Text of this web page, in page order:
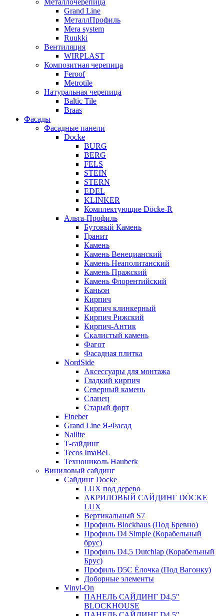
Grand Line
МеталлПрофиль
Mera system
Ruukki
Вентиляция
WIRPLAST
Композитная черепица
Feroof
Metrotile
Натуральная черепица
Baltic Tile
Braas
Фасады
Фасадные панели
Docke
BURG
BERG
FELS
STEIN
STERN
EDEL
KLINKER
Комплектующие Döcke-R
Альта-Профиль
Бутовый Камень
Гранит
Камень
Камень Венецианский
Камень Неаполитанский
Камень Пражский
Камень Флорентийский
Каньон
Кирпич
Кирпич клинкерный
Кирпич Рижский
Кирпич-Антик
Скалистый камень
Фагот
Фасадная плитка
NordSide
Аксессуары для монтажа
Гладкий кирпич
Северный камень
Сланец
Старый форт
Fineber
Grand Line Я-Фасад
Nailite
Т-сайдинг
Tecos ImaBeL
Технониколь Hauberk
Виниловый сайдинг
Сайдинг Docke
LUX под дерево
АКРИЛОВЫЙ САЙДИНГ DÖCKE
LUX
Вертикальный S7
Профиль Blockhaus (Под Бревно)
Профиль D4 Simple (Корабельный
брус)
Профиль D4,5 Dutchlap (Корабельный
Брус)
Профиль D5C Ёлочка (Под Вагонку)
Доборные элементы
Vinyl-On
ПАНЕЛЬ САЙДИНГ D4,5″
BLOCKHOUSE